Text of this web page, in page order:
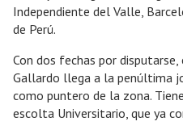
Independiente del Valle,
de Perú.
Con dos fechas por
Gallardo llega a la penúltima
como puntero de la zona.
escolta Universitario, que ya